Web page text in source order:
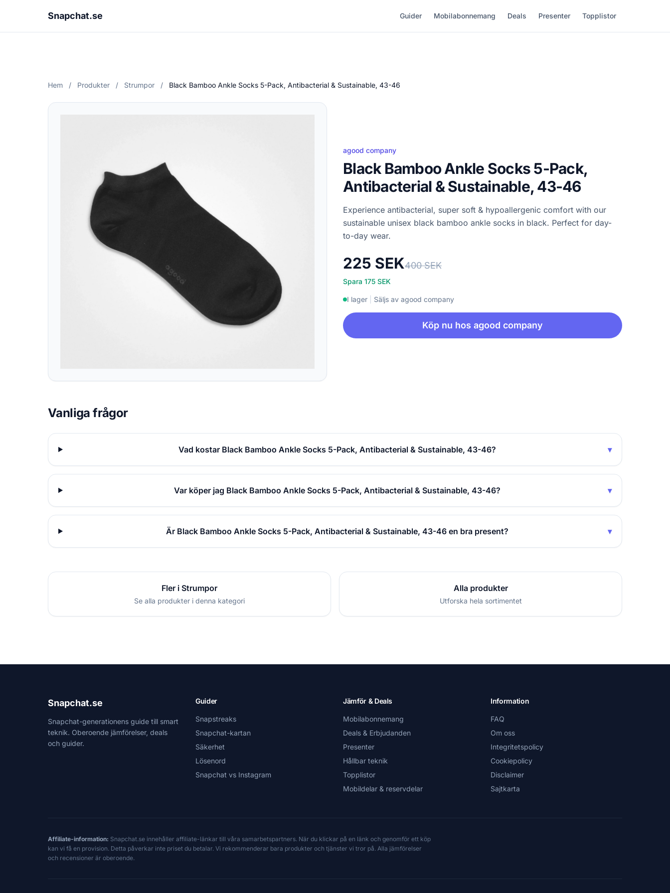
Snapchat.se Guider Mobilabonnemang Deals Presenter Topplistor
Hem / Produkter / Strumpor / Black Bamboo Ankle Socks 5-Pack, Antibacterial & Sustainable, 43-46
agood company
Black Bamboo Ankle Socks 5-Pack,
Antibacterial & Sustainable, 43-46
Experience antibacterial, super soft & hypoallergenic comfort with our
sustainable unisex black bamboo ankle socks in black. Perfect for day-
to-day wear.
225 SEK400 SEK
Spara 175 SEK
I lager Säljs av agood company
Köp nu hos agood company
Vanliga frågor
Vad kostar Black Bamboo Ankle Socks 5-Pack, Antibacterial & Sustainable, 43-46? ▾
Var köper jag Black Bamboo Ankle Socks 5-Pack, Antibacterial & Sustainable, 43-46? ▾
Är Black Bamboo Ankle Socks 5-Pack, Antibacterial & Sustainable, 43-46 en bra present? ▾
Fler i Strumpor
Se alla produkter i denna kategori
Alla produkter
Utforska hela sortimentet
Snapchat.se
Snapchat-generationens guide till smart
teknik. Oberoende jämförelser, deals
och guider.
Guider
Snapstreaks
Snapchat-kartan
Säkerhet
Lösenord
Snapchat vs Instagram
Jämför & Deals
Mobilabonnemang
Deals & Erbjudanden
Presenter
Hållbar teknik
Topplistor
Mobildelar & reservdelar
Information
FAQ
Om oss
Integritetspolicy
Cookiepolicy
Disclaimer
Sajtkarta
Affiliate-information: Snapchat.se innehåller affiliate-länkar till våra samarbetspartners. När du klickar på en länk och genomför ett köp
kan vi få en provision. Detta påverkar inte priset du betalar. Vi rekommenderar bara produkter och tjänster vi tror på. Alla jämförelser
och recensioner är oberoende.